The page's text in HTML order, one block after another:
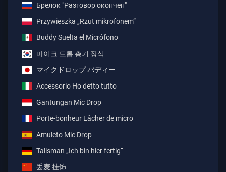
Брелок "Разговор окончен"
Przywieszka „Rzut mikrofonem”
Buddy Suelta el Micrófono
마이크 드롭 총기 장식
マイクドロップ バディー
Accessorio Ho detto tutto
Gantungan Mic Drop
Porte-bonheur Lâcher de micro
Amuleto Mic Drop
Talisman „Ich bin hier fertig“
丢麦 挂饰